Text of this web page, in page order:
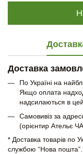
Доставка
По Україні на
Якщо оплата
надсилаються в
Самовивіз за
(орієнтир Ательє
* Доставка товарів по
службою “Нова пошта”.